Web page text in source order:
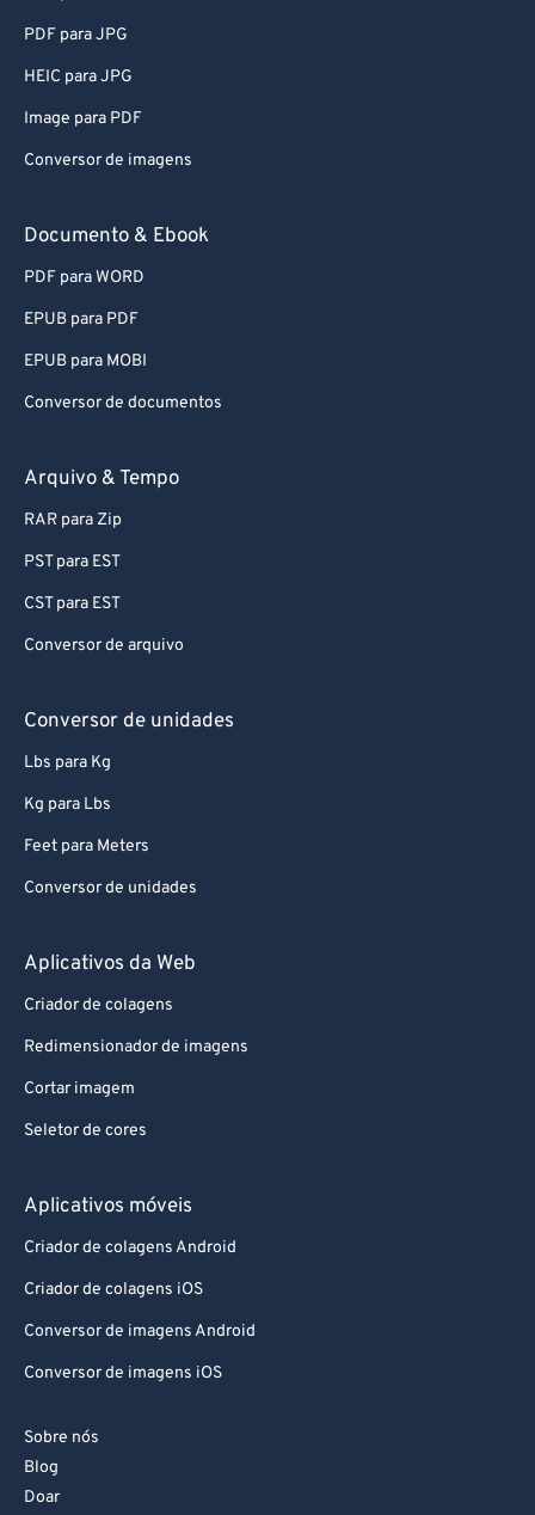
PDF para JPG
HEIC para JPG
Image para PDF
Conversor de imagens
Documento & Ebook
PDF para WORD
EPUB para PDF
EPUB para MOBI
Conversor de documentos
Arquivo & Tempo
RAR para Zip
PST para EST
CST para EST
Conversor de arquivo
Conversor de unidades
Lbs para Kg
Kg para Lbs
Feet para Meters
Conversor de unidades
Aplicativos da Web
Criador de colagens
Redimensionador de imagens
Cortar imagem
Seletor de cores
Aplicativos móveis
Criador de colagens Android
Criador de colagens iOS
Conversor de imagens Android
Conversor de imagens iOS
Sobre nós
Blog
Doar